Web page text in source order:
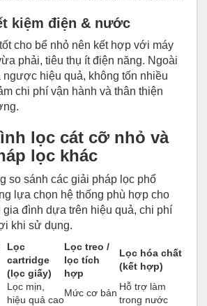
kiệm điện & nước
cho bể nhỏ nên kết hợp với máy
phải, tiêu thụ ít điện năng. Ngoài
ngược hiệu quả, không tốn nhiều
chi phí vận hành và thân thiện
lọc cát cỡ nhỏ và
lọc khác
so sánh các giải pháp lọc phổ
lựa chọn hệ thống phù hợp cho
gia đình dựa trên hiệu quả, chi phí
khi sử dụng.
Lọc
cartridge
(lọc giấy)
Lọc treo /
lọc tích
hợp
Lọc hóa chất
(kết hợp)
Lọc mịn,
hiệu quả cao
Mức cơ bản
Hỗ trợ làm
trong nước